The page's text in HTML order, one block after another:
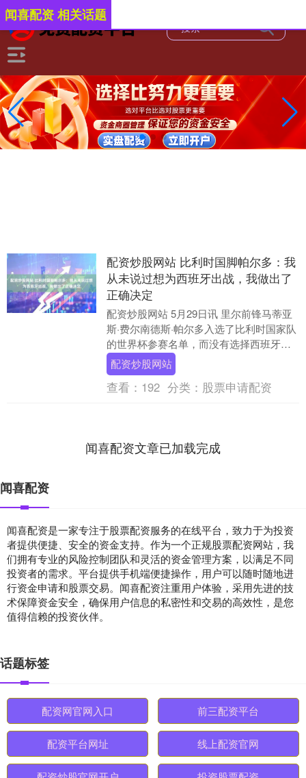
闻喜配资 相关话题
配资炒股网站 比利时国脚帕尔多：我
从未说过想为西班牙出战，我做出了
正确决定
配资炒股网站 5月29日讯 里尔前锋马蒂亚
斯·费尔南德斯·帕尔多入选了比利时国家队
的世界杯参赛名单，而没有选择西班牙国
家队，他在接受采访时谈到了自己的决
定。 2....
配资炒股网站
查看： 192 分类： 股票申请配资
闻喜配资文章已加载完成
闻喜配资
闻喜配资是一家专注于股票配资服务的在线平台，致力于为投资
者提供便捷、安全的资金支持。作为一个正规股票配资网站，我
们拥有专业的风险控制团队和灵活的资金管理方案，以满足不同
投资者的需求。平台提供手机端便捷操作，用户可以随时随地进
行资金申请和股票交易。闻喜配资注重用户体验，采用先进的技
术保障资金安全，确保用户信息的私密性和交易的高效性，是您
值得信赖的投资伙伴。
话题标签
配资网官网入口 前三配资平台
配资平台网址 线上配资官网